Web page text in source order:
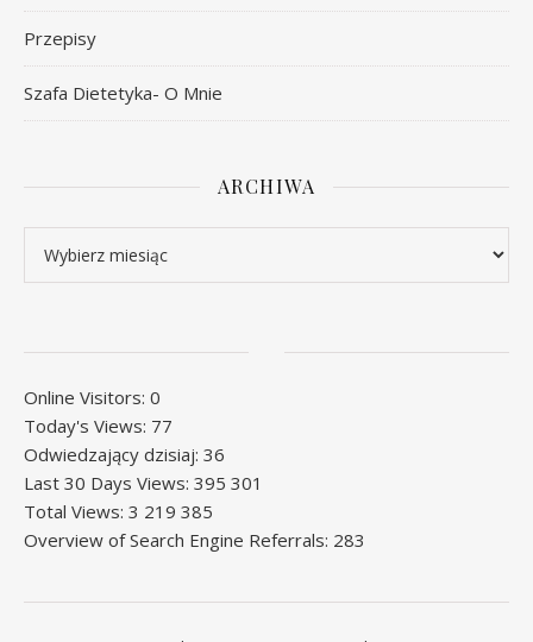
Przepisy
Szafa Dietetyka- O Mnie
ARCHIWA
Online Visitors: 0
Today's Views: 77
Odwiedzający dzisiaj: 36
Last 30 Days Views: 395 301
Total Views: 3 219 385
Overview of Search Engine Referrals: 283